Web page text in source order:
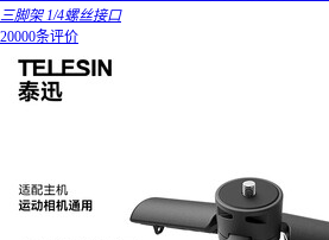
三脚架 1/4螺丝接口
20000条评价